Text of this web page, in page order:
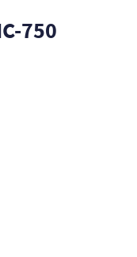
750